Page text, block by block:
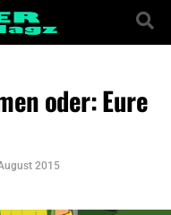
oder: Eure
2015